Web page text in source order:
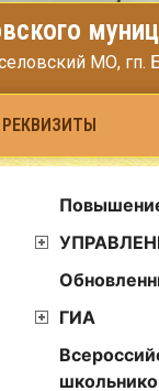
МО, гп.
ГИА